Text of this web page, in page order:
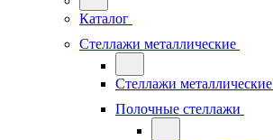
Каталог
Стеллажи металлические
Стеллажи металлические
Полочные стеллажи